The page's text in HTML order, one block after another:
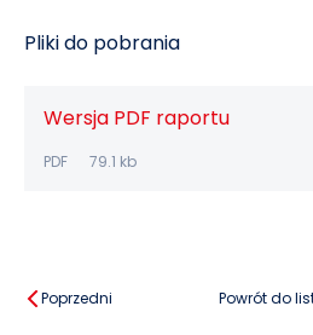
Pliki do pobrania
Wersja PDF raportu
PDF 79.1 kb
Poprzedni Powrót do